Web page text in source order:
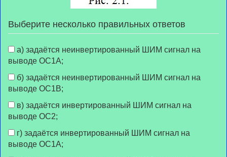
Выберите несколько правильных ответов
выводе OC1A;
выводе OC1В;
выводе OC2;
выводе OC1A;